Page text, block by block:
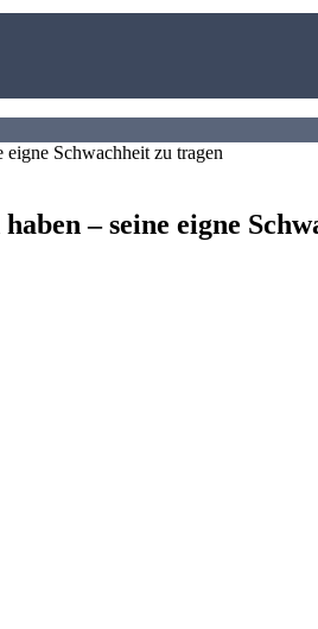
– seine eigne